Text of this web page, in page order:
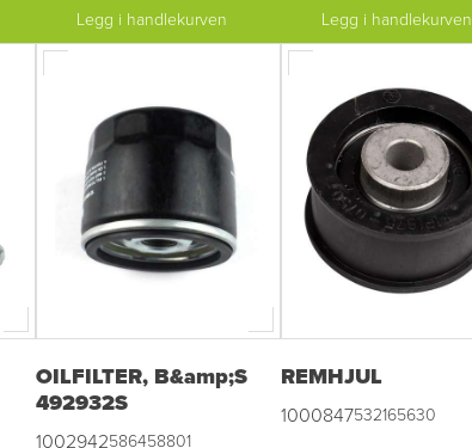
Legg i handlekurven Legg i handlekurven
OILFILTER, B&amp;S
492932S
1002942586458801
REMHJUL
1000847532165630